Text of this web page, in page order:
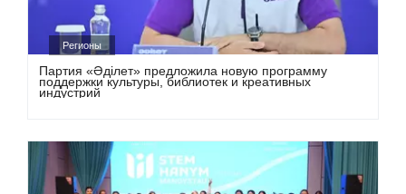
Регионы
Партия «Әділет» предложила новую программу
поддержки культуры, библиотек и креативных
индустрий